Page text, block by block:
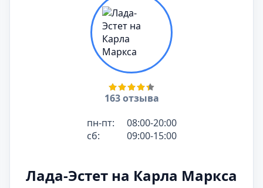
163 отзыва
пн-пт:
08:00-20:00
сб:
09:00-15:00
Лада-Эстет на Карла Маркса